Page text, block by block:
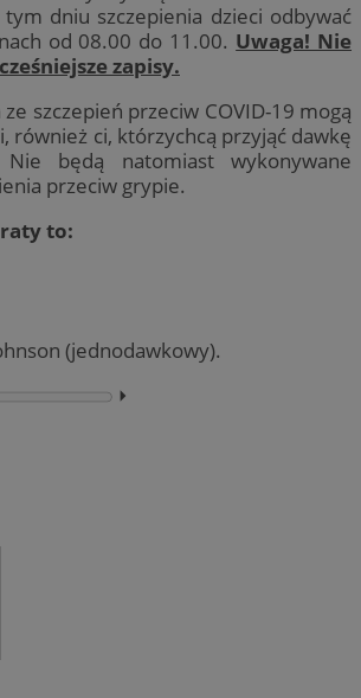
dniu szczepienia dzieci odbywać
od 08.00 do 11.00. Uwaga! Nie
zapisy.
szczepień przeciw COVID-19 mogą
również ci, którzychcą przyjąć dawkę
Nie będą natomiast wykonywane
przeciw grypie.
to:
(jednodawkowy).
⏵︎